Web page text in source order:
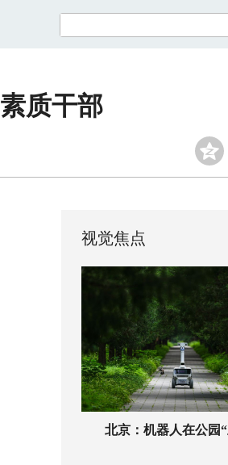
质干部
视觉焦点
北京：机器人在公园